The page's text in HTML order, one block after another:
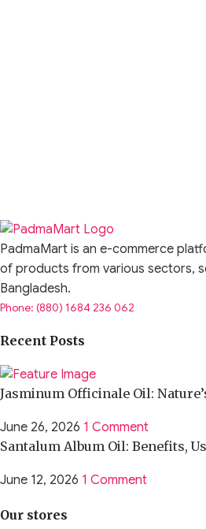
PadmaMart is an e-commerce
of products from various sectors,
Bangladesh.
Phone: (880) 1684 236 062
Recent Posts
Jasminum Officinale Oil:
June 26, 2026 1 Comment
Santalum Album Oil: Benefits,
June 12, 2026 1 Comment
Our stores